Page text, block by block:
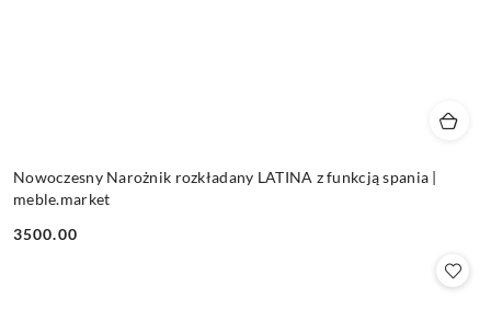
Nowoczesny Narożnik rozkładany LATINA z funkcją spania |
meble.market
Cena:
3500.00